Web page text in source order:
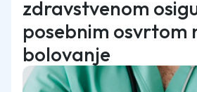
zdravstvenom
posebnim osvrtom
bolovanje